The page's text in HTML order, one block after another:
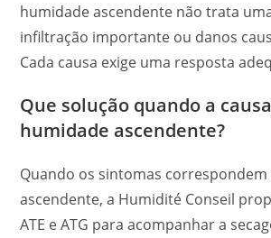
humidade ascendente não trata
infiltração importante ou danos
Cada causa exige uma resposta
Que solução quando a
humidade ascendente?
Quando os sintomas
ascendente, a Humidité Conseil
ATE e ATG para acompanhar a